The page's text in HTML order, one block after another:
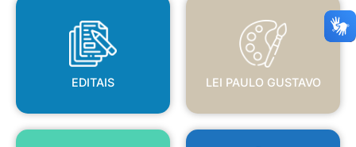
EDITAIS
EDITAIS
LEI PAULO GUSTAVO
LEI PAULO GUSTAVO